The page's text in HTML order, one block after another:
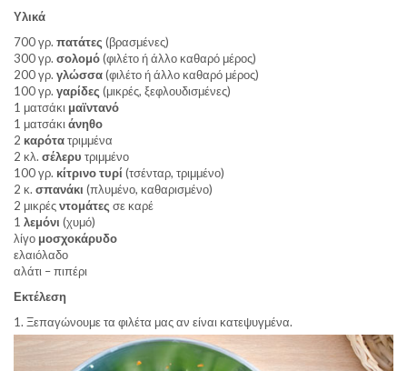
Υλικά
700 γρ. πατάτες (βρασμένες)
300 γρ. σολομό(φιλέτο ή άλλο καθαρό μέρος)
200 γρ. γλώσσα(φιλέτο ή άλλο καθαρό μέρος)
100 γρ. γαρίδες (μικρές, ξεφλουδισμένες)
1 ματσάκι μαϊντανό
1 ματσάκιάνηθο
2 καρότατριμμένα
2 κλ. σέλερυ τριμμένο
100 γρ. κίτρινο τυρί (τσένταρ, τριμμένο)
2 κ. σπανάκι (πλυμένο, καθαρισμένο)
2 μικρέςντομάτες σε καρέ
1 λεμόνι (χυμό)
λίγο μοσχοκάρυδο
ελαιόλαδο
αλάτι – πιπέρι
Εκτέλεση
1. Ξεπαγώνουμε τα φιλέτα μας αν είναι κατεψυγμένα.